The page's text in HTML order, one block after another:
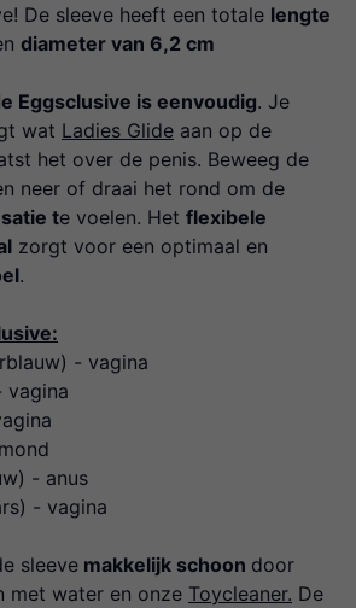
De sleeve heeft een totale lengte
diameter van 6,2 cm
Eggsclusive is eenvoudig. Je
wat Ladies Glide aan op de
het over de penis. Beweeg de
neer of draai het rond om de
te voelen. Het flexibele
zorgt voor een optimaal en
.
- vagina
vagina
- anus
- vagina
sleeve makkelijk schoon door
met water en onze Toycleaner. De